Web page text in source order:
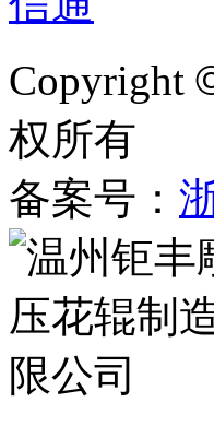
Copyright
权所有
备案号：